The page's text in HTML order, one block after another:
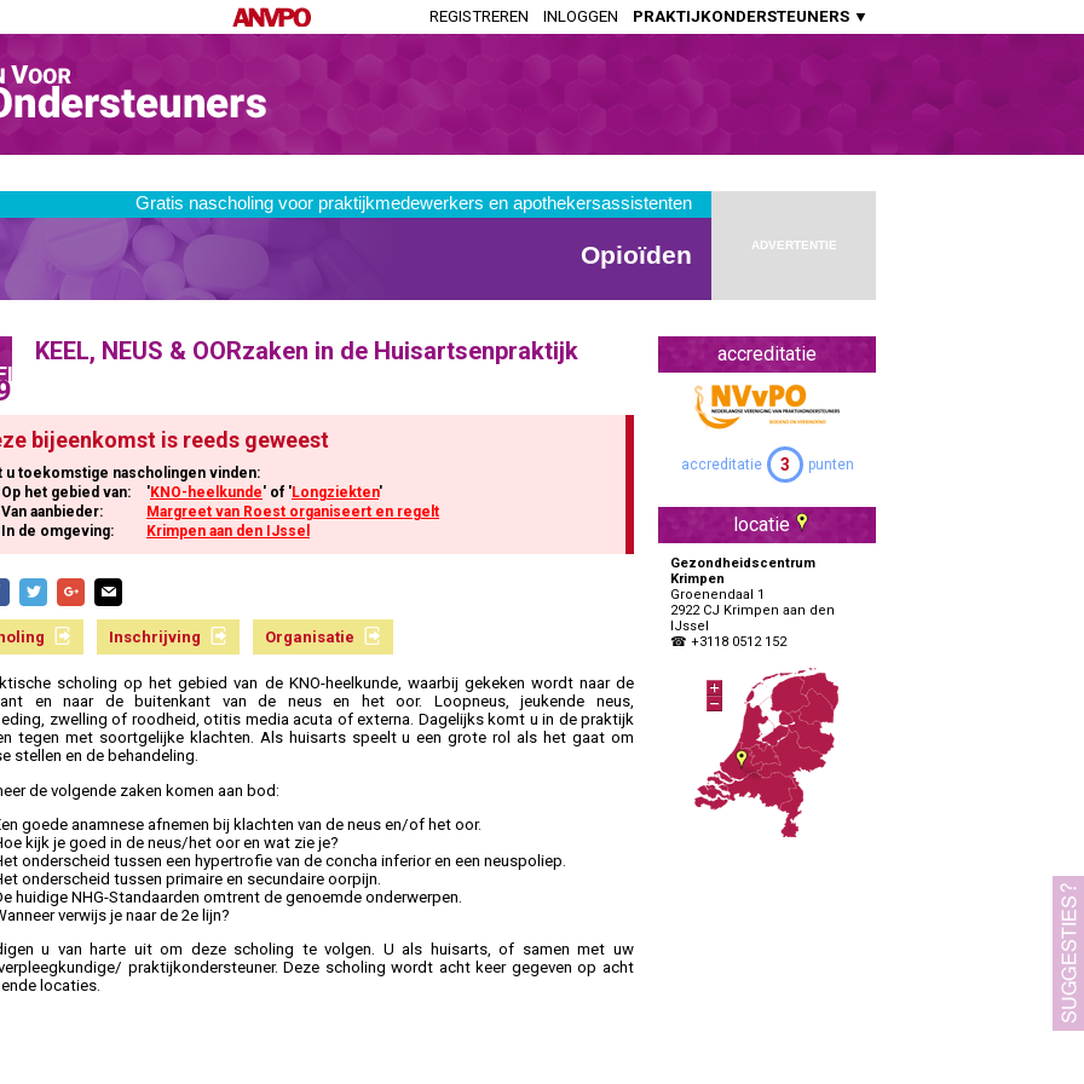
REGISTREREN INLOGGEN PRAKTIJKONDERSTEUNERS ▼
Openbaar Apothekers
Ziekenhuis Apothekers
OVERIGE SPECIALISMEN
Artsen Verstandelijk Gehandicapten
Specialisten Ouderengeneeskunde
ADVERTENTIE
accreditatie
accreditatie 3 punten
locatie
Gezondheidscentrum
Krimpen
Groenendaal 1
2922 CJ Krimpen aan den
IJssel
☎ +3118 0512 152
KEEL, NEUS & OORzaken in de Huisartsenpraktijk
bijeenkomst is reeds geweest
u toekomstige nascholingen vinden:
Op het gebied van:
'KNO-heelkunde' of 'Longziekten'
Van aanbieder:
Margreet van Roest organiseert en regelt
In de omgeving:
Krimpen aan den IJssel
Inschrijving Organisatie
scholing op het gebied van de KNO-heelkunde, waarbij gekeken wordt naar de
en naar de buitenkant van de neus en het oor. Loopneus, jeukende neus,
zwelling of roodheid, otitis media acuta of externa. Dagelijks komt u in de praktijk
tegen met soortgelijke klachten. Als huisarts speelt u een grote rol als het gaat om
stellen en de behandeling.
de volgende zaken komen aan bod:
goede anamnese afnemen bij klachten van de neus en/of het oor.
kijk je goed in de neus/het oor en wat zie je?
onderscheid tussen een hypertrofie van de concha inferior en een neuspoliep.
onderscheid tussen primaire en secundaire oorpijn.
huidige NHG-Standaarden omtrent de genoemde onderwerpen.
verwijs je naar de 2e lijn?
u van harte uit om deze scholing te volgen. U als huisarts, of samen met uw
praktijkondersteuner. Deze scholing wordt acht keer gegeven op acht
locaties.